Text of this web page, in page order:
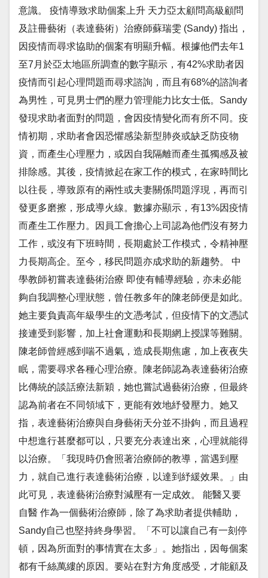
意識。 疫情導致求助個案上升 天力亞太顧問高級顧問
及註冊藝術（表達藝術）治療師蘇瑞雯 (Sandy) 指出，
因疫情而尋求協助的個案有明顯升幅。根據他們去年1
至7月於亞太地區所調查的數字顯示，有42%求助者因
疫情而引起心理問題而尋求諮詢，而且有68%的諮詢者
為男性，可見男士們的壓力管理能力比女士低。Sandy
發現求助者面對的問題，會因疫情變化而有所不同。疫
情初期，求助者會因恐懼感染新型肺炎或缺乏防疫物
資，而產生心理壓力，或因自我隔離而產生孤獨感及被
排除感。其後，疫情掀起在家工作的模式，在家時間比
以往長，導致原有的兩性或夫妻關係問題浮現，再而引
發更多磨擦，形成導火線。數據亦顯示，有13%因疫情
而產生工作壓力。因員工會擔心上司認為他們沒有努力
工作，或沒有下班時間，長期處於工作模式，令精神壓
力長期高企。至今，移民問題亦成求助的新趨勢。 中
學教師初嘗表達藝術治療 即使有輔導經驗，亦未必能
夠自我調整心理狀態，曾任教多年的陳老師便是如此。
她主要負責高年級學生的文憑考試，但疫情下的文憑試
接連受到影響，加上社會運動和長期網上授課等難關。
陳老師曾經感到喘不過氣，造成長期焦慮，加上夜夜失
眠，需要尋求各種心理治療。陳老師認為表達藝術治療
比傳統的談話療法新穎，她也嘗試過藝術治療，但最終
認為前者在不同領域下，更能有效地紓發壓力。她又
指，表達藝術治療與自身藝術天分並不掛鉤，而且過程
中想進行甚麼都可以，只要充分表達出來，心理就能得
以治療。「我現時仍會照著治療師的教導，當遇到壓
力，就自己進行表達藝術治療，以達到紓緩效果。」由
此可見，表達藝術治療對減壓有一定成效。 能醫又要
自醫 作為一個藝術治療師，除了為求助者提供輔助，
Sandy自己也堅持終身學習。「不可以讓自己有一刻停
頓，因為所面對的事情實在太多」。她指出，因每個案
都有千絲萬縷的原因。要站在對方角度感受，才能顧及